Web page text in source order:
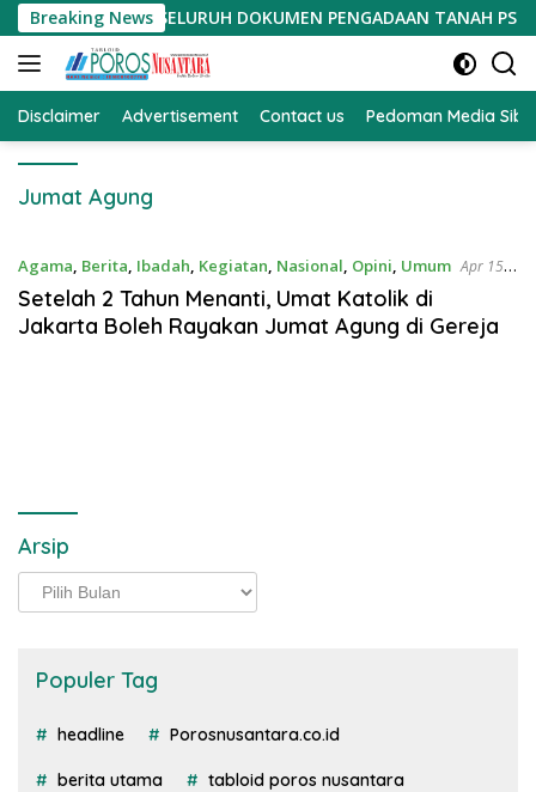
Langsung
ke
konten
Breaking News
BUKA SELURUH DOKUMEN PENGADAAN TANAH PSN
Disclaimer Advertisement Contact us Pedoman Media
Jumat Agung
Agama, Berita, Ibadah, Kegiatan, Nasional, Opini, Umum Apr 15,
2022
Setelah 2 Tahun Menanti, Umat Katolik di
Jakarta Boleh Rayakan Jumat Agung di Gereja
Arsip
Arsip
Populer Tag
headline Porosnusantara.co.id
berita utama tabloid poros nusantara